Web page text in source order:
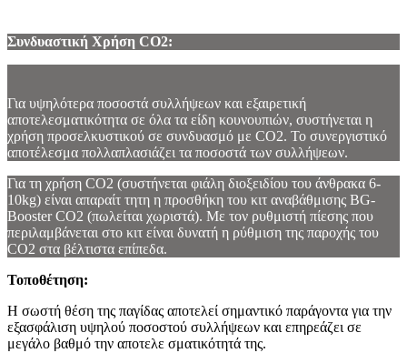
Συνδυαστική Χρήση CO2:
Για υψηλότερα ποσοστά συλλήψεων και εξαιρετική
αποτελεσματικότητα σε όλα τα είδη κουνουπιών, συστήνεται η
χρήση προσελκυστικού σε συνδυασμό με CO2. Το συνεργιστικό
αποτέλεσμα πολλαπλασιάζει τα ποσοστά των συλλήψεων.
Για τη χρήση CO2 (συστήνεται φιάλη διοξειδίου του άνθρακα 6-
10kg) είναι απαραίτ τητη η προσθήκη του κιτ αναβάθμισης BG-
Booster CO2 (πωλείται χωριστά). Με τον ρυθμιστή πίεσης που
περιλαμβάνεται στο κιτ είναι δυνατή η ρύθμιση της παροχής του
CO2 στα βέλτιστα επίπεδα.
Τοποθέτηση:
Η σωστή θέση της παγίδας αποτελεί σημαντικό παράγοντα για την
εξασφάλιση υψηλού ποσοστού συλλήψεων και επηρεάζει σε
μεγάλο βαθμό την αποτελε σματικότητά της.